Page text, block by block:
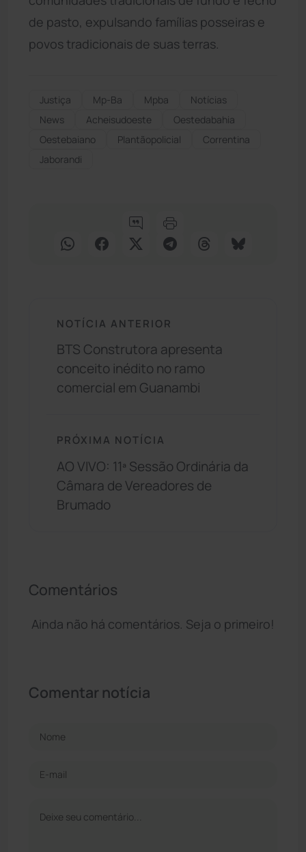
de pasto, expulsando famílias posseiras e
povos tradicionais de suas terras.
Justiça Mp-Ba Mpba
Notícias
News
Acheisudoeste
Oestedabahia
Oestebaiano
Plantãopolicial
Correntina
Jaborandi
NOTÍCIA ANTERIOR
BTS Construtora apresenta
conceito inédito no ramo
comercial em Guanambi
PRÓXIMA NOTÍCIA
AO VIVO: 11ª Sessão Ordinária da
Câmara de Vereadores de
Brumado
Comentários
Ainda não há comentários. Seja o primeiro!
Comentar notícia